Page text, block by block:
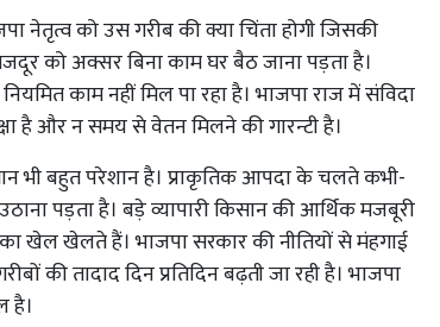
नेतृत्व को उस गरीब की क्या चिंता होगी जिसकी
को अक्सर बिना काम घर बैठ जाना पड़ता है।
काम नहीं मिल पा रहा है। भाजपा राज में संविदा
है और न समय से वेतन मिलने की गारन्टी है।
भी बहुत परेशान है। प्राकृतिक आपदा के चलते कभी-
पड़ता है। बड़े व्यापारी किसान की आर्थिक मजबूरी
खेल खेलते हैं। भाजपा सरकार की नीतियों से मंहगाई
की तादाद दिन प्रतिदिन बढ़ती जा रही है। भाजपा
है।